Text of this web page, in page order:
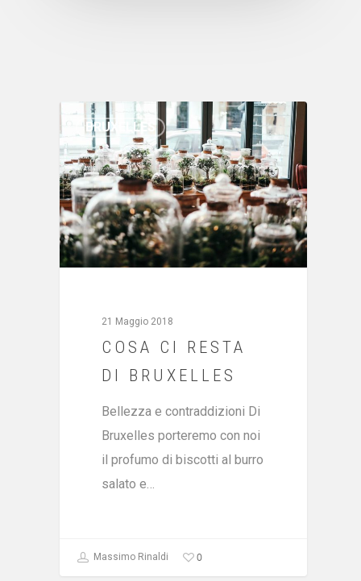
BRUXELLES
21 Maggio 2018
COSA CI RESTA
DI BRUXELLES
Bellezza e contraddizioni Di
Bruxelles porteremo con noi
il profumo di biscotti al burro
salato e…
Massimo Rinaldi 0